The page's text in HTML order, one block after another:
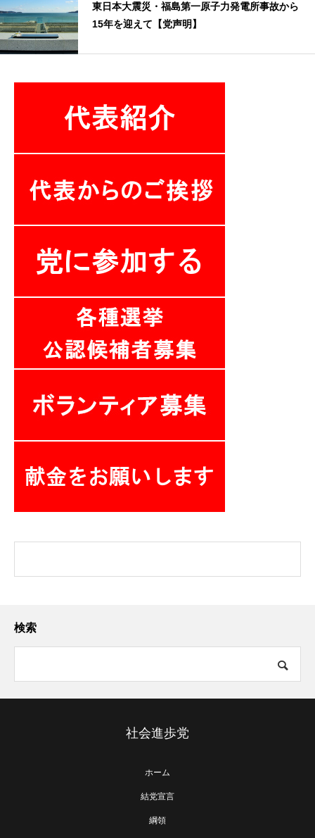
東日本大震災・福島第一原子力発電所事故から
15年を迎えて【党声明】
検索
社会進歩党
ホーム
結党宣言
綱領